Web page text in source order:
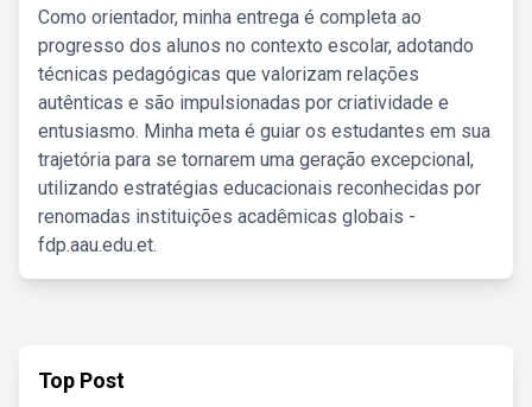
Como orientador, minha entrega é completa ao
progresso dos alunos no contexto escolar, adotando
técnicas pedagógicas que valorizam relações
autênticas e são impulsionadas por criatividade e
entusiasmo. Minha meta é guiar os estudantes em sua
trajetória para se tornarem uma geração excepcional,
utilizando estratégias educacionais reconhecidas por
renomadas instituições acadêmicas globais -
fdp.aau.edu.et.
Top Post